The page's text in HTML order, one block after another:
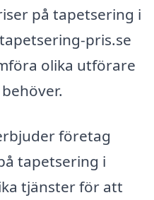
på tapetsering i
pris.se
olika utförare
företag
tapetsering i
tjänster för att